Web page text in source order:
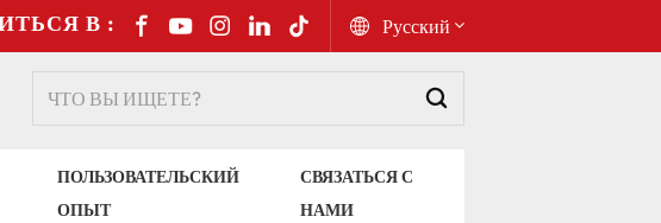
В : Русский
ПОЛЬЗОВАТЕЛЬСКИЙ
ОПЫТ
СВЯЗАТЬСЯ С
НАМИ